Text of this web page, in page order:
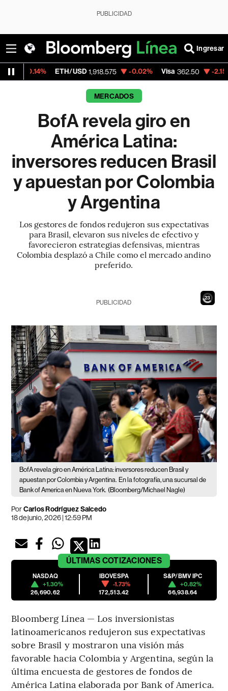
PUBLICIDAD
Ingresar
1,918.575 -0.02% Visa 362.50 -2.15%
MERCADOS
BofA revela giro en
América Latina:
inversores reducen Brasil
y apuestan por Colombia
y Argentina
Los gestores de fondos redujeron sus expectativas
para Brasil, elevaron sus niveles de efectivo y
favorecieron estrategias defensivas, mientras
Colombia desplazó a Chile como el mercado andino
preferido.
21
PUBLICIDAD
BofA revela giro en América Latina: inversores reducen Brasil y
apuestan por Colombia y Argentina. En la fotografía, una sucursal de
Bank of America en Nueva York. (Bloomberg/Michael Nagle)
PorCarlos Rodríguez Salcedo
18 de junio, 2026 | 12:59 PM
ÚLTIMAS COTIZACIONES
NASDAQ
+1.30%
26,690.62
IBOVESPA
-1.73%
172,513.42
S&P/BMV IPC
+0.82%
66,938.64
Bloomberg Línea — Los inversionistas
latinoamericanos redujeron sus expectativas
sobre Brasil y mostraron una visión más
favorable hacia Colombia y Argentina, según la
última encuesta de gestores de fondos de
América Latina elaborada por Bank of America.